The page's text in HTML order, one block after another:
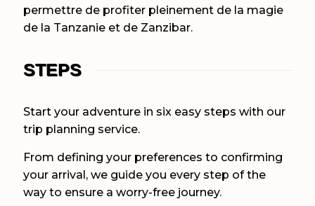
permettre de profiter pleinement de la magie
de la Tanzanie et de Zanzibar.
STEPS
Start your adventure in six easy steps with our
trip planning service.
From defining your preferences to confirming
your arrival, we guide you every step of the
way to ensure a worry-free journey.